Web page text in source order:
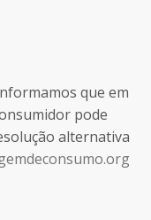
que em
pode
alternativa